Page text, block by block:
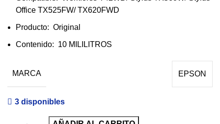
Office TX525FW/ TX620FWD
Producto: Original
Contenido: 10 MILILITROS
MARCA EPSON
3 disponibles